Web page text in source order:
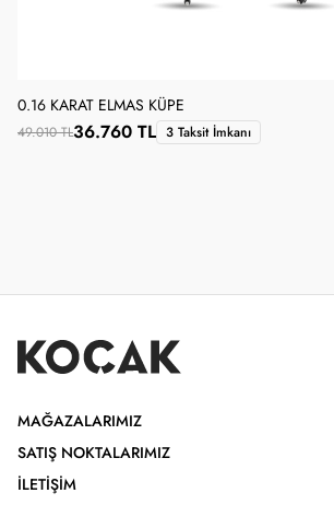
0.16 KARAT ELMAS KÜPE
49.010 TL36.760 TL 3 Taksit İmkanı
MAĞAZALARIMIZ
SATIŞ NOKTALARIMIZ
İLETIŞIM